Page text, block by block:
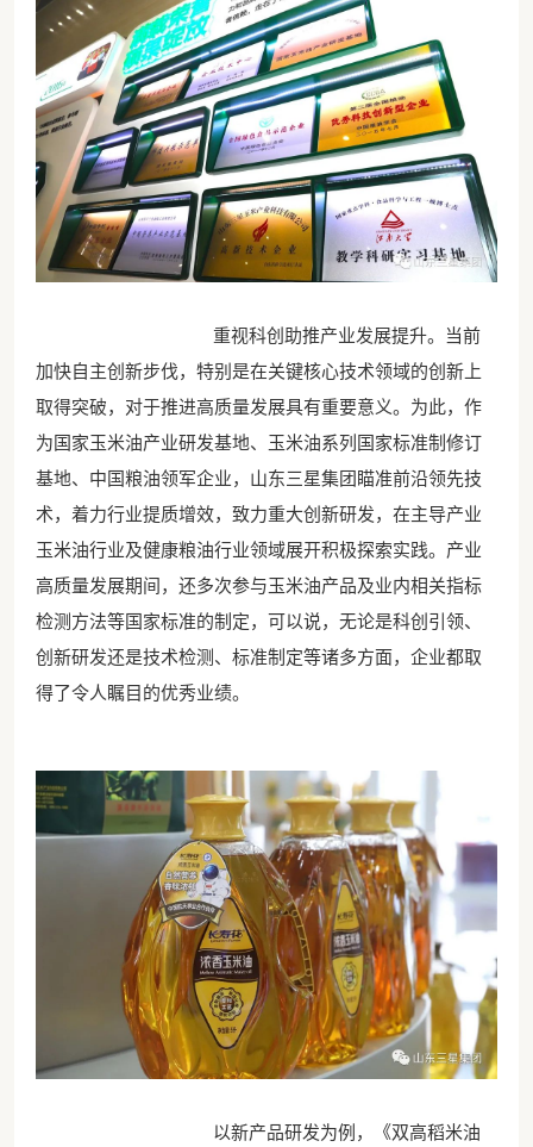
重视科创助推产业发展提升。当前
加快自主创新步伐，特别是在关键核心技术领域的创新上
取得突破，对于推进高质量发展具有重要意义。为此，作
为国家玉米油产业研发基地、玉米油系列国家标准制修订
基地、中国粮油领军企业，山东三星集团瞄准前沿领先技
术，着力行业提质增效，致力重大创新研发，在主导产业
玉米油行业及健康粮油行业领域展开积极探索实践。产业
高质量发展期间，还多次参与玉米油产品及业内相关指标
检测方法等国家标准的制定，可以说，无论是科创引领、
创新研发还是技术检测、标准制定等诸多方面，企业都取
得了令人瞩目的优秀业绩。
以新产品研发为例，《双高稻米油